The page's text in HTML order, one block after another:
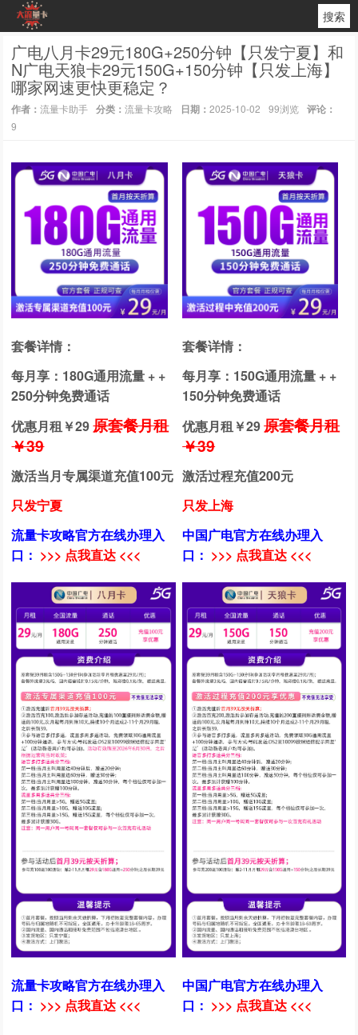
搜索
广电八月卡29元180G+250分钟【只发宁夏】和
N广电天狼卡29元150G+150分钟【只发上海】
哪家网速更快更稳定？
作者：流量卡助手 分类：流量卡攻略 日期：2025-10-02 99浏览 评论：
9
套餐详情：
每月享：180G通用流量 + +
250分钟免费通话
优惠月租￥29原套餐月租
￥39
激活当月专属渠道充值100元
只发宁夏
流量卡攻略官方在线办理入
口： >>> 点我直达 <<<
流量卡攻略官方在线办理入
口： >>> 点我直达 <<<
套餐详情：
每月享：150G通用流量 + +
150分钟免费通话
优惠月租￥29原套餐月租
￥39
激活过程充值200元
只发上海
中国广电官方在线办理入
口： >>> 点我直达 <<<
中国广电官方在线办理入
口： >>> 点我直达 <<<